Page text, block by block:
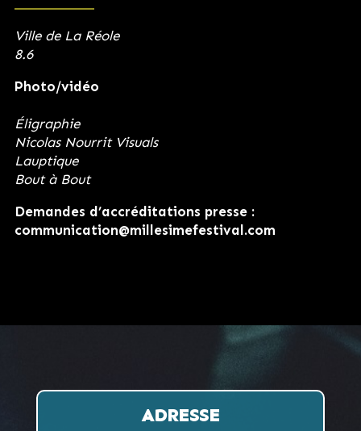
Ville de La Réole
8.6
Photo/vidéo
Éligraphie
Nicolas Nourrit Visuals
Lauptique
Bout à Bout
Demandes d’accréditations presse :
communication@millesimefestival.com
ADRESSE